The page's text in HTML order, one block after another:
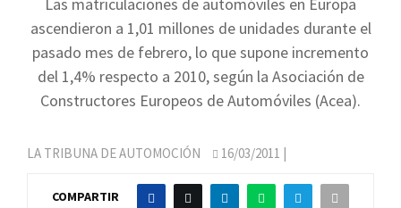
ascendieron a 1,01 millones de unidades durante el
pasado mes de febrero, lo que supone incremento
del 1,4% respecto a 2010, según la Asociación de
Constructores Europeos de Automóviles (Acea).
LA TRIBUNA DE AUTOMOCIÓN 16/03/2011 |
COMPARTIR